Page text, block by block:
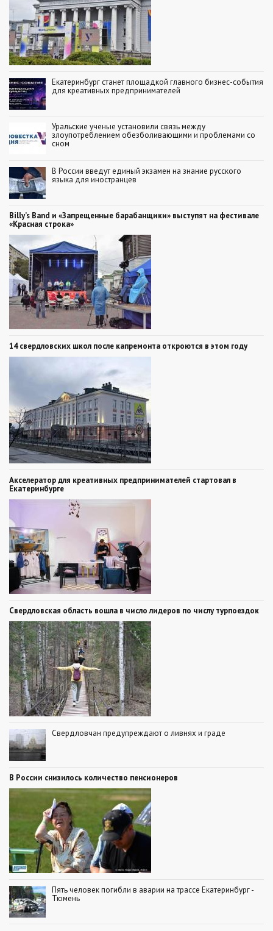
Екатеринбург станет площадкой главного бизнес-события
для креативных предпринимателей
Уральские ученые установили связь между
злоупотреблением обезболивающими и проблемами со
сном
В России введут единый экзамен на знание русского
языка для иностранцев
Billy’s Band и «Запрещенные барабанщики» выступят на фестивале
«Красная строка»
14 свердловских школ после капремонта откроются в этом году
Акселератор для креативных предпринимателей стартовал в
Екатеринбурге
Свердловская область вошла в число лидеров по числу турпоездок
Свердловчан предупреждают о ливнях и граде
В России снизилось количество пенсионеров
Пять человек погибли в аварии на трассе Екатеринбург -
Тюмень